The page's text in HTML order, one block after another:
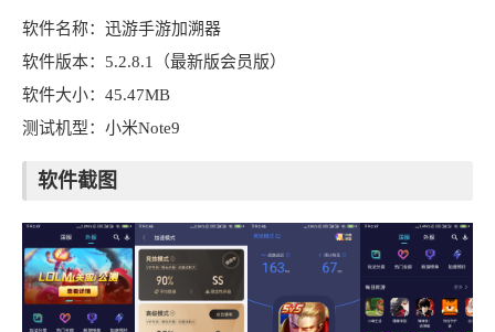
软件名称：迅游手游加溯器
软件版本：5.2.8.1（最新版会员版）
软件大小：45.47MB
测试机型：小米Note9
软件截图